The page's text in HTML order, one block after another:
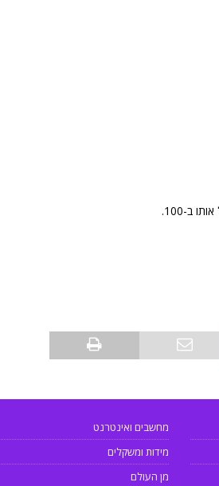
ב-100.
מחשבים ואינטרנט
מידות ומשקלים
מן העולם